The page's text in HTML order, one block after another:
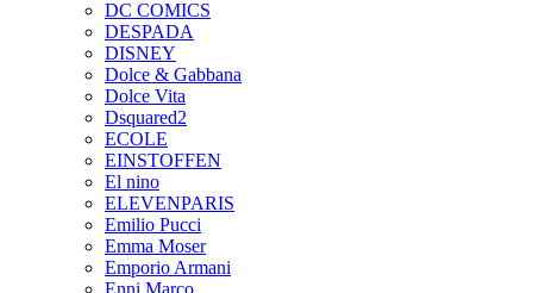
DC COMICS
DESPADA
DISNEY
Dolce & Gabbana
Dolce Vita
Dsquared2
ECOLE
EINSTOFFEN
El nino
ELEVENPARIS
Emilio Pucci
Emma Moser
Emporio Armani
Enni Marco